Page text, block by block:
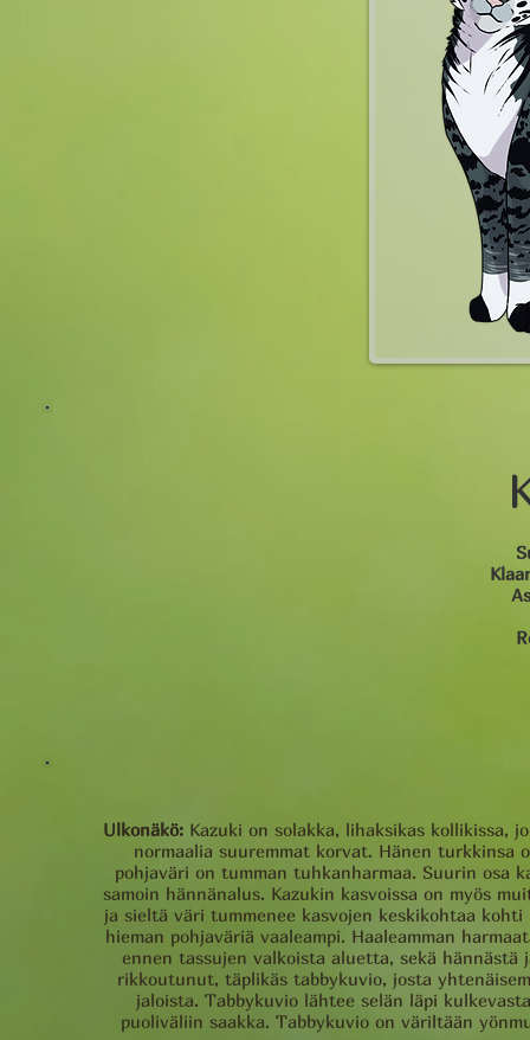
Ulkonäkö:Kazuki on solakka, lihaksikas kollikissa,
normaalia suuremmat korvat. Hänen
pohjaväri on tumman tuhkanharmaa. Suurin osa
samoin hännänalus. Kazukin kasvoissa on myös
ja sieltä väri tummenee kasvojen keskikohtaa
hieman pohjaväriä vaaleampi. Haaleamman
ennen tassujen valkoista aluetta, sekä hännästä
rikkoutunut, täplikäs tabbykuvio, josta
jaloista. Tabbykuvio lähtee selän läpi
puoliväliin saakka. Tabbykuvio on väriltään